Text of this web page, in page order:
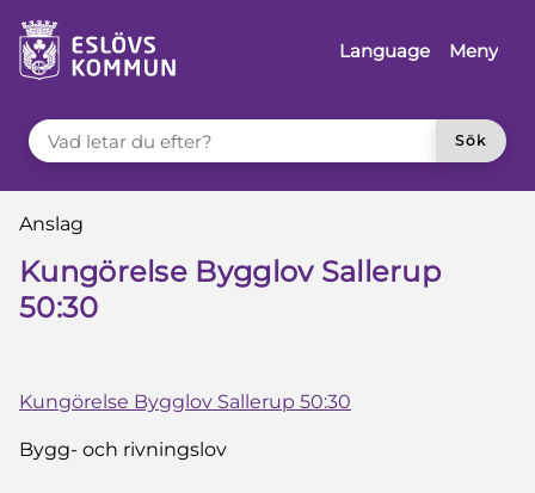
till innehåll
Language
Meny
VAD LETAR DU EFTER?
Sök
Du är här:
Anslag
Kungörelse Bygglov Sallerup
50:30
Kungörelse Bygglov Sallerup 50:30
Bygg- och rivningslov